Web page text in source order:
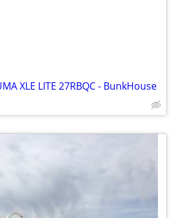
XLE LITE 27RBQC - BunkHouse